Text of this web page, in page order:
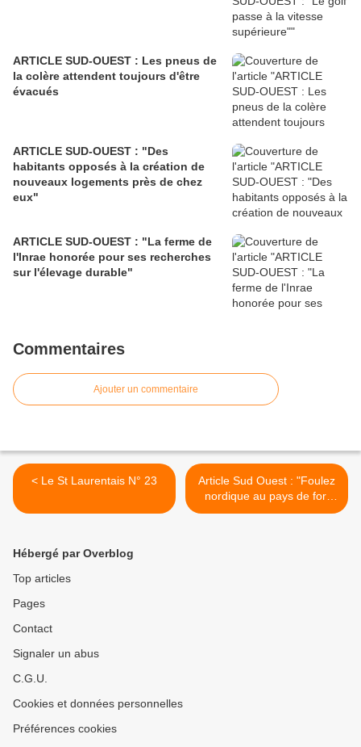
ARTICLE SUD-OUEST : Les pneus de
la colère attendent toujours d'être
évacués
ARTICLE SUD-OUEST : "Des
habitants opposés à la création de
nouveaux logements près de chez
eux"
ARTICLE SUD-OUEST : "La ferme de
l'Inrae honorée pour ses recherches
sur l'élevage durable"
Commentaires
Ajouter un commentaire
< Le St Laurentais N° 23
Article Sud Ouest : "Foulez
nordique au pays de fort
Boyard" >
Hébergé par Overblog
Top articles
Pages
Contact
Signaler un abus
C.G.U.
Cookies et données personnelles
Préférences cookies